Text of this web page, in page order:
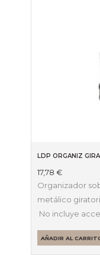
LDP ORGANIZ
17,78€
Organizador
metálico
No incluye
AÑADIR AL